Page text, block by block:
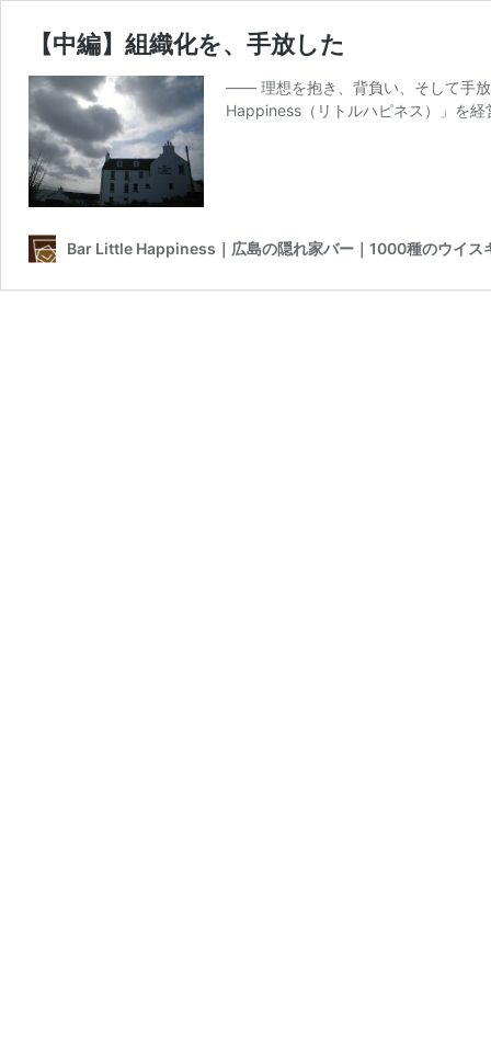
【中編】組織化を、手放した
―― 理想を抱き、背負い、そして手
Happiness（リトルハピネス）」を
Bar Little Happiness｜広島の隠れ家バー｜1000種のウイス